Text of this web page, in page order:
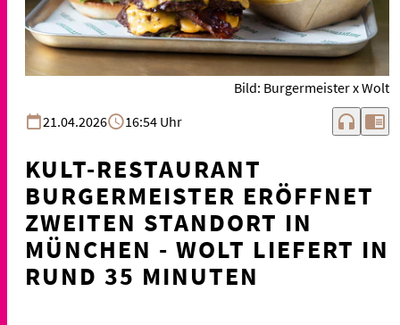
Bild: Burgermeister x Wolt
21.04.2026
16:54 Uhr headphones chrome_reader_mode
KULT-RESTAURANT
BURGERMEISTER ERÖFFNET
ZWEITEN STANDORT IN
MÜNCHEN - WOLT LIEFERT IN
RUND 35 MINUTEN